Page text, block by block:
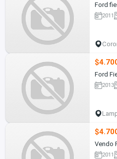
Ford
2011
Ford
2013
Vendo
2011